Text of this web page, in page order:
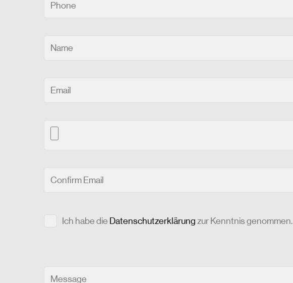
Ich habe die Datenschutzerklärung zur Kenntnis genommen.